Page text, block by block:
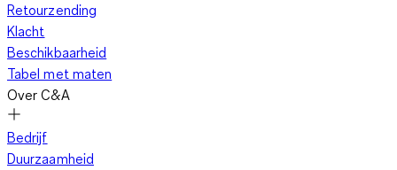
Retourzending
Klacht
Beschikbaarheid
Tabel met maten
Over C&A
Bedrijf
Duurzaamheid